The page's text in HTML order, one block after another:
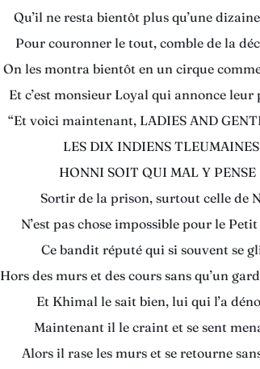
Qu’il ne resta bientôt plus qu’une dizaine
Pour couronner le tout, comble de la
On les montra bientôt en un cirque
Et c’est monsieur Loyal qui annonce leur
“Et voici maintenant, LADIES AND
LES DIX INDIENS TLEUMAINES
HONNI SOIT QUI MAL Y PENSE
Sortir de la prison, surtout celle de
N’est pas chose impossible pour le
Ce bandit réputé qui si souvent se
Hors des murs et des cours sans qu’un
Et Khimal le sait bien, lui qui l’a
Maintenant il le craint et se sent
Alors il rase les murs et se retourne